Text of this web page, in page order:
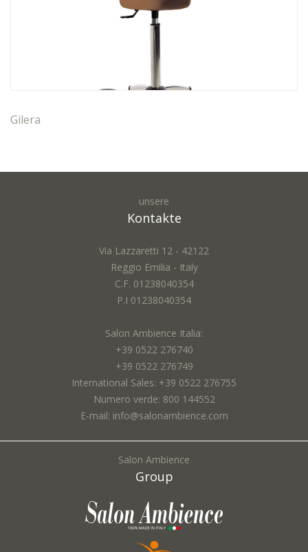
Gilera
unsere
Kontakte
Via Lazzaretti 12 - 42122
Reggio Emilia - Italy
C.F. 01238040354
P.I 01238040354
Salon Ambience Italia:
+39 0522 276740
+39 0522 276749
International Sales: +39 0522 276755
Numero verde: 800 144552
E-mail: info@salonambience.com
Salon Ambience
Group